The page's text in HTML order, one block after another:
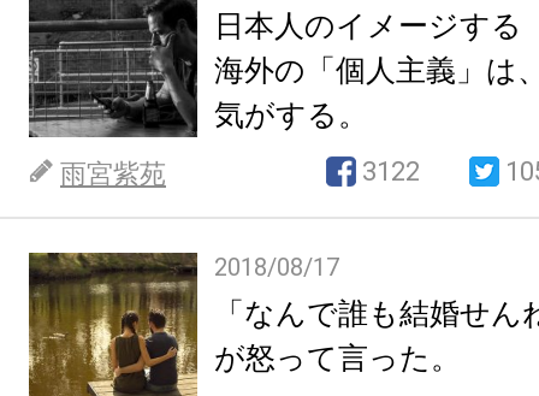
日本人のイメージする
海外の「個人主義」は
気がする。
雨宮紫苑 3122
2018/08/17
「なんで誰も結婚せ
が怒って言った。